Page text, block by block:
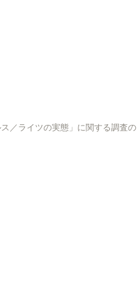
／ライツの実態」に関する調査の